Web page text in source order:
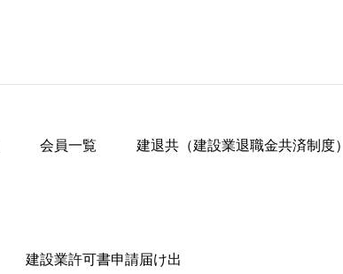
会員一覧 建退共（建設業退職金共済制度）
建設業許可書申請届け出